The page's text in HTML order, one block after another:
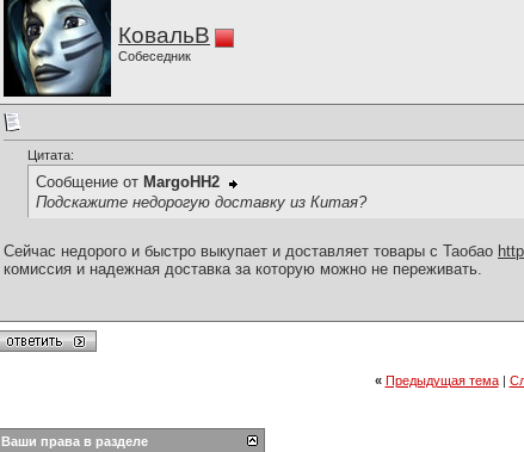
КовальВ
Собеседник
Цитата:
Сообщение от MargoHH2
Подскажите недорогую доставку из Китая?
Сейчас недорого и быстро выкупает и доставляет товары с Таобао
комиссия и надежная доставка за которую можно не переживать.
« Предыдущая тема|
Ваши права в разделе